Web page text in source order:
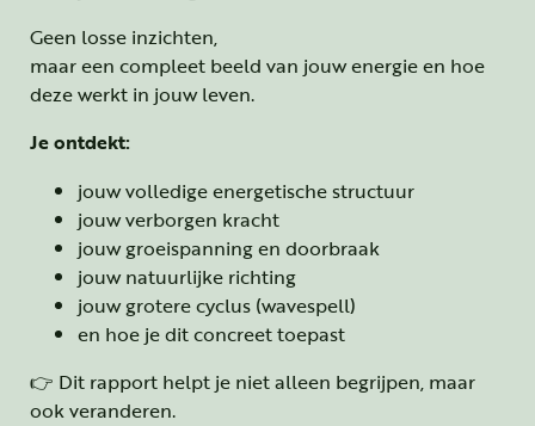
Geen losse inzichten,
maar een compleet beeld van jouw energie en hoe
deze werkt in jouw leven.
Je ontdekt:
jouw volledige energetische structuur
jouw verborgen kracht
jouw groeispanning en doorbraak
jouw natuurlijke richting
jouw grotere cyclus (wavespell)
en hoe je dit concreet toepast
👉 Dit rapport helpt je niet alleen begrijpen, maar
ook veranderen.